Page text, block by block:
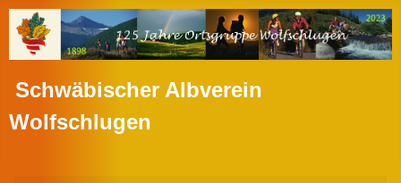
Schwäbischer Albverein
Wolfschlugen